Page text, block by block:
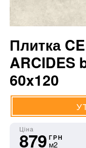
Плитка
ARCIDES
60x120
Ціна
879 ГРН
м2